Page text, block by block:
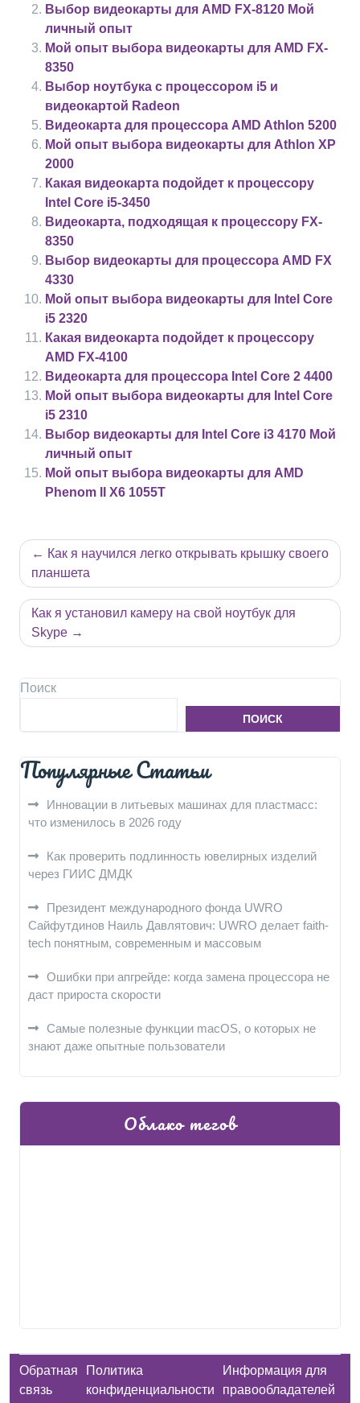
Выбор видеокарты для AMD FX-8120 Мой
личный опыт
Мой опыт выбора видеокарты для AMD FX-
8350
Выбор ноутбука с процессором i5 и
видеокартой Radeon
Видеокарта для процессора AMD Athlon 5200
Мой опыт выбора видеокарты для Athlon XP
2000
Какая видеокарта подойдет к процессору
Intel Core i5-3450
Видеокарта, подходящая к процессору FX-
8350
Выбор видеокарты для процессора AMD FX
4330
Мой опыт выбора видеокарты для Intel Core
i5 2320
Какая видеокарта подойдет к процессору
AMD FX-4100
Видеокарта для процессора Intel Core 2 4400
Мой опыт выбора видеокарты для Intel Core
i5 2310
Выбор видеокарты для Intel Core i3 4170 Мой
личный опыт
Мой опыт выбора видеокарты для AMD
Phenom II X6 1055T
Навигация
по
записям
Как я научился легко открывать крышку своего
планшета
Как я установил камеру на свой ноутбук для
Skype
Поиск
ПОИСК
Популярные Статьи
Инновации в литьевых машинах для пластмасс:
что изменилось в 2026 году
Как проверить подлинность ювелирных изделий
через ГИИС ДМДК
Президент международного фонда UWRO
Сайфутдинов Наиль Давлятович: UWRO делает faith-
tech понятным, современным и массовым
Ошибки при апгрейде: когда замена процессора не
даст прироста скорости
Самые полезные функции macOS, о которых не
знают даже опытные пользователи
Облако тегов
Обратная
связь
Политика
конфиденциальности
Информация для
правообладателей